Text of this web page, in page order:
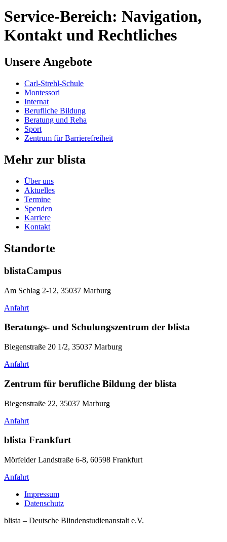
Service-Bereich: Navigation,
Kontakt und Rechtliches
Unsere Angebote
Carl-Strehl-Schule
Montessori
Internat
Berufliche Bildung
Beratung und Reha
Sport
Zentrum für Barrierefreiheit
Mehr zur blista
Über uns
Aktuelles
Termine
Spenden
Karriere
Kontakt
Standorte
blistaCampus
Am Schlag 2-12, 35037 Marburg
Anfahrt
Beratungs- und Schulungszentrum der blista
Biegenstraße 20 1/2, 35037 Marburg
Anfahrt
Zentrum für berufliche Bildung der blista
Biegenstraße 22, 35037 Marburg
Anfahrt
blista Frankfurt
Mörfelder Landstraße 6-8, 60598 Frankfurt
Anfahrt
Impressum
Datenschutz
blista – Deutsche Blindenstudienanstalt e.V.